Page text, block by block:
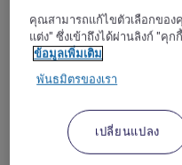
แซน-เอ-มาร์น
คุณสามารถแก้ไขตัวเลือกขอ
แต่ง" ซึ่งเข้าถึงได้ผ่านลิงก์ "คุ
ข้อมูลเพิ่มเติม
พันธมิตรของเรา
เปลี่ยนแปลง